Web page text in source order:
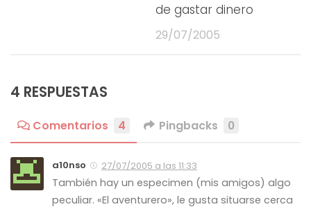
de gastar dinero
29/07/2005
4 RESPUESTAS
Comentarios 4 Pingbacks 0
a10nso 27/07/2005 a las 11:33
También hay un especimen (mis amigos) algo
peculiar. «El aventurero», le gusta situarse cerca